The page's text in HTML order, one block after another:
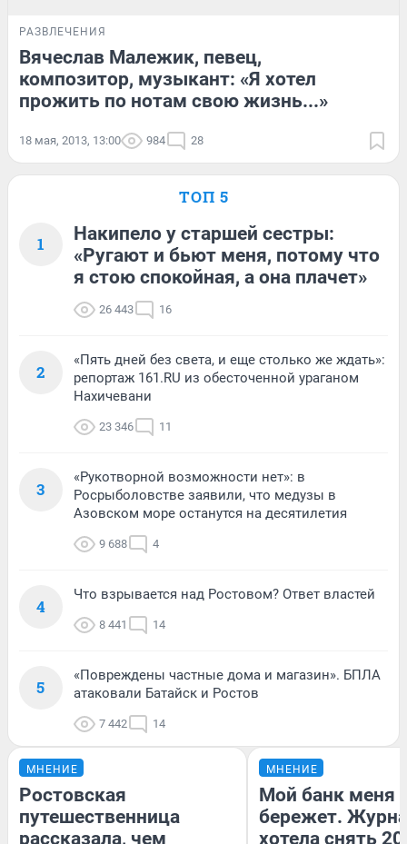
РАЗВЛЕЧЕНИЯ
Вячеслав Малежик, певец,
композитор, музыкант: «Я хотел
прожить по нотам свою жизнь...»
18 мая, 2013, 13:00 984 28
ТОП 5
1
Накипело у старшей сестры:
«Ругают и бьют меня, потому что
я стою спокойная, а она плачет»
26 443 16
2
«Пять дней без света, и еще столько же ждать»:
репортаж 161.RU из обесточенной ураганом
Нахичевани
23 346 11
3
«Рукотворной возможности нет»: в
Росрыболовстве заявили, что медузы в
Азовском море останутся на десятилетия
9 688 4
4
Что взрывается над Ростовом? Ответ властей
8 441 14
5
«Повреждены частные дома и магазин». БПЛА
атаковали Батайск и Ростов
7 442 14
МНЕНИЕ
Ростовская
путешественница
рассказала, чем
МНЕНИЕ
Мой банк меня
бережет.
хотела снять